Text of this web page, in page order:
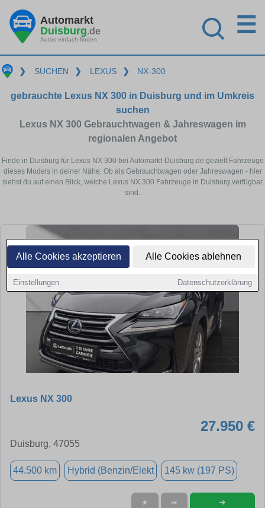
Alle Cookies akzeptieren Alle Cookies ablehnen
Einstellungen Datenschutzerklärung
Automarkt
Duisburg.de
Autos einfach finden
☰
❯ SUCHEN ❯ LEXUS ❯ NX-300
gebrauchte Lexus NX 300 in Duisburg und im Umkreis
suchen
Lexus NX 300 Gebrauchtwagen & Jahreswagen im
regionalen Angebot
Finde in Duisburg für Lexus NX 300 bei Automarkt-Duisburg.de gezielt Fahrzeuge
dieses Models in deiner Nähe. Ob als Gebrauchtwagen oder Jahreswagen - hier
siehst du auf einen Blick, welche Lexus NX 300 Fahrzeuge in Duisburg verfügbar
sind.
Lexus NX 300
27.950 €
Duisburg, 47055
44.500 km Hybrid (Benzin/Elekt 145 kw (197 PS)
★ ➦ ➜